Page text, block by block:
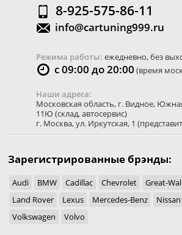
8-925-575-86-11
info@cartuning999.ru
Режима работы: ежедневно, без
с 09:00 до 20:00 (время
Наши адреса:
Московская область, г. Видное,
11Ю (склад, автосервис)
г. Москва,ул. Иркутская, 1
Зарегистрированные брэнды:
Audi BMW Cadillac Chevrolet Great-
Land Rover
Lexus Mercedes-Benz Nissan
Volkswagen
Volvo